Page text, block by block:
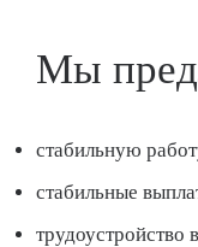
Мы
стабильную
стабильные
трудоустройство